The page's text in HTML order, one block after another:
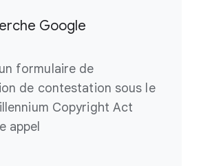
Google
formulaire de
de contestation sous le
Copyright Act
appel